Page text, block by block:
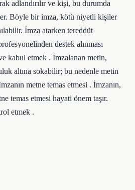
adlandırılır ve kişi, bu durumda
Böyle bir imza, kötü niyetli kişiler
İmza atarken tereddüt
destek alınması
kabul etmek . İmzalanan metin,
altına sokabilir; bu nedenle metin
metne temas etmesi . İmzanın,
temas etmesi hayati önem taşır.
etmek .